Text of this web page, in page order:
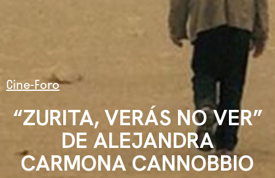
Cine-Foro
“ZURITA, VERÁS NO VER”
DE ALEJANDRA
CARMONA CANNOBBIO